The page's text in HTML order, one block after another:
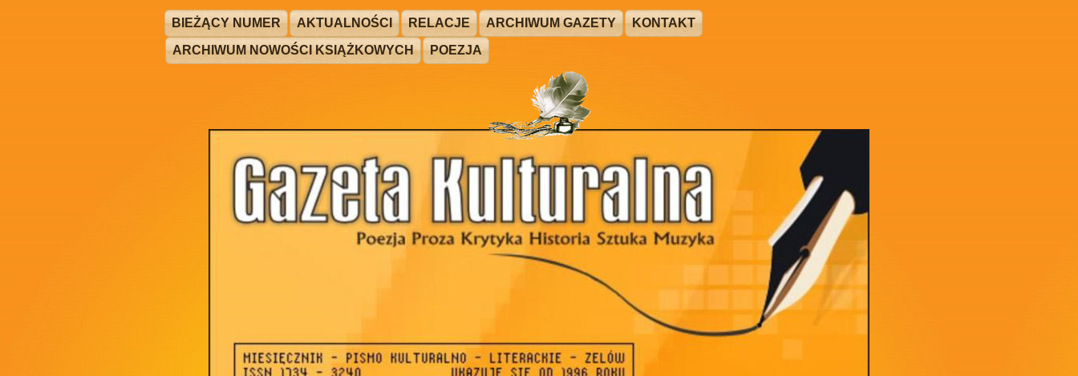
BIEŻĄCY NUMER AKTUALNOŚCI RELACJE ARCHIWUM GAZETY
KONTAKT
ARCHIWUM NOWOŚCI KSIĄŻKOWYCH
POEZJA